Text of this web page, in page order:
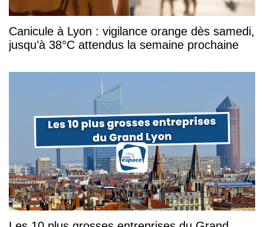
Canicule à Lyon : vigilance orange dès samedi,
jusqu’à 38°C attendus la semaine prochaine